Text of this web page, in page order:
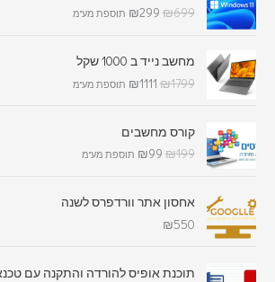
₪699
₪299 תוספת מע"מ
מחשב נייד ב 1000 שקל
₪1799
₪1111 תוספת מע"מ
קורס מחשבים
₪199
₪99 תוספת מע"מ
אחסון אתר וורדפרס לשנה
₪550
תוכנת אופיס להורדה והתקנה עם